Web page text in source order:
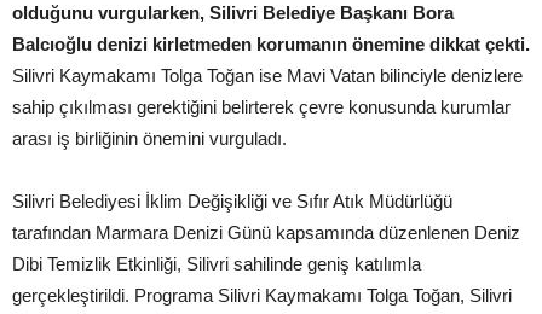
olduğunu vurgularken, Silivri Belediye Başkanı Bora
Balcıoğlu denizi kirletmeden korumanın önemine dikkat çekti.
Silivri Kaymakamı Tolga Toğan ise Mavi Vatan bilinciyle denizlere
sahip çıkılması gerektiğini belirterek çevre konusunda kurumlar
arası iş birliğinin önemini vurguladı.
Silivri Belediyesi İklim Değişikliği ve Sıfır Atık Müdürlüğü
tarafından Marmara Denizi Günü kapsamında düzenlenen Deniz
Dibi Temizlik Etkinliği, Silivri sahilinde geniş katılımla
gerçekleştirildi. Programa Silivri Kaymakamı Tolga Toğan, Silivri